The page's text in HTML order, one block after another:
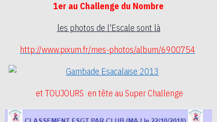
1er au Challenge du Nombre
les photos de l'Escale sont là
http://www.pixum.fr/mes-photos/album/6900754
et TOUJOURS en tête au Super Challenge